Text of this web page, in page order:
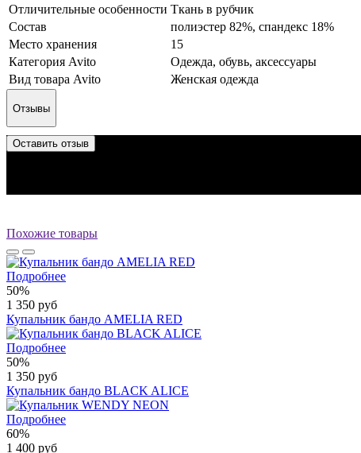
Отличительные особенности Ткань в рубчик
Состав
полиэстер 82%, спандекс 18%
Место хранения
15
Категория Avito
Одежда, обувь, аксессуары
Вид товара Avito
Женская одежда
Отзывы
Оставить отзыв
Похожие товары
Подробнее
50%
1 350 руб
Купальник бандо AMELIA RED
Подробнее
50%
1 350 руб
Купальник бандо BLACK ALICE
Подробнее
60%
1 400 руб